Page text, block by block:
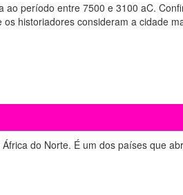
período entre 7500 e 3100 aC.
historiadores consideram a cidade
do Norte. É um dos países que